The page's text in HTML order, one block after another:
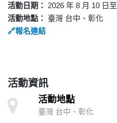
活動日期：
2026 年 8 月 10 日至
活動地點：
臺灣 台中、彰化
🔗報名連結
活動資訊
活動地點
臺灣 台中、彰化